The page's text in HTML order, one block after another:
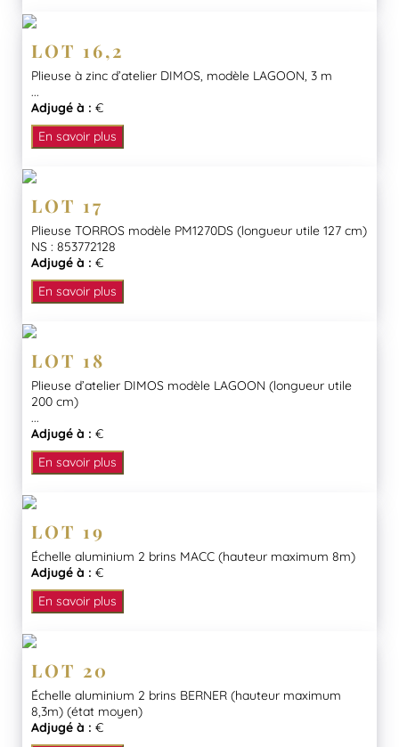
LOT 16,2
Plieuse à zinc d’atelier DIMOS, modèle LAGOON, 3 m
...
Adjugé à : €
En savoir plus
LOT 17
Plieuse TORROS modèle PM1270DS (longueur utile 127 cm)
NS : 853772128
Adjugé à : €
En savoir plus
LOT 18
Plieuse d’atelier DIMOS modèle LAGOON (longueur utile
200 cm)
...
Adjugé à : €
En savoir plus
LOT 19
Échelle aluminium 2 brins MACC (hauteur maximum 8m)
Adjugé à : €
En savoir plus
LOT 20
Échelle aluminium 2 brins BERNER (hauteur maximum
8,3m) (état moyen)
Adjugé à : €